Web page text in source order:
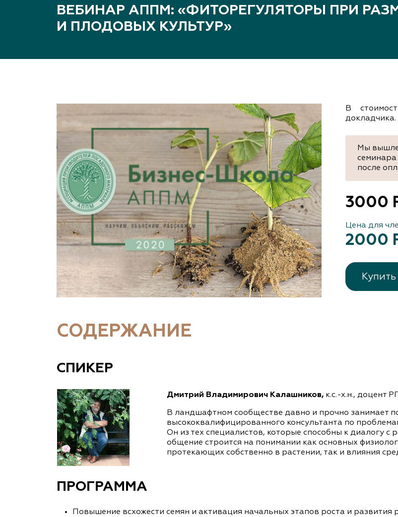
Награды
Рекламодателям
ВЕБИНАР АППМ: «ФИТОРЕГУЛЯТОРЫ ПРИ
И ПЛОДОВЫХ КУЛЬТУР»
В
докладчика.
Мы
семинара
после
3000
Цена для
2000
Купить
СОДЕРЖАНИЕ
СПИКЕР
Дмитрий Владимирович Калашников, к.с.-х.н., доцент
В ландшафтном сообществе давно и прочно занимает
высококвалифицированного консультанта по
Он из тех специалистов, которые способны к диалогу с
общение строится на понимании как основных
протекающих собственно в растении, так и влияния
ПРОГРАММА
Повышение всхожести семян и активация начальных этапов роста и